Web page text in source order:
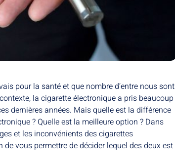
pour la santé et que nombre d’entre nous sont
la cigarette électronique a pris beaucoup
dernières années. Mais quelle est la différence
? Quelle est la meilleure option ? Dans
et les inconvénients des cigarettes
vous permettre de décider lequel des deux est